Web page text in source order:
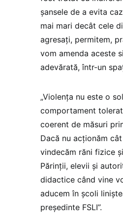
şansele de a evita
mai mari decât cele
agresaţi, permitem,
vom amenda aceste
adevărată, într-un
„Violenţa nu este o
comportament
coerent de măsuri
Dacă nu acţionăm
vindecăm răni fizice
Părinţii, elevii şi
didactice când vine
aducem în şcoli
președinte FSLI”.